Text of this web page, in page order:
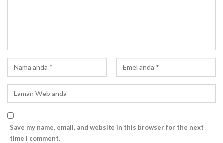
Save my name, email, and website in this browser for the next
time I comment.